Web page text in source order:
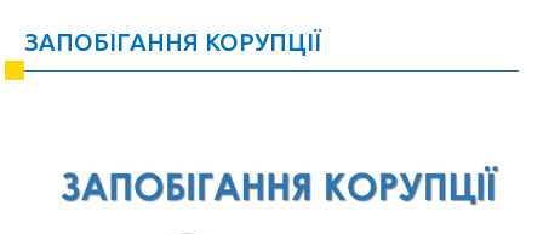
ЗАПОБІГАННЯ КОРУПЦІЇ